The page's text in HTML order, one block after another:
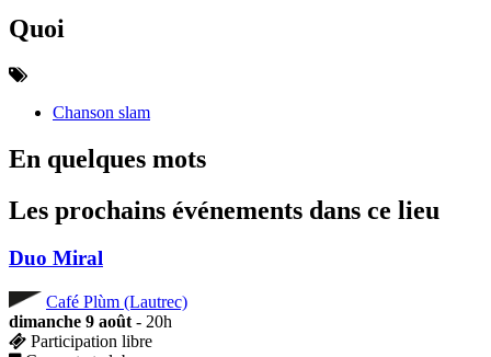
Quoi
Chanson slam
En quelques mots
Les prochains événements dans ce lieu
Duo Miral
Café Plùm (Lautrec)
dimanche 9 août - 20h
Participation libre